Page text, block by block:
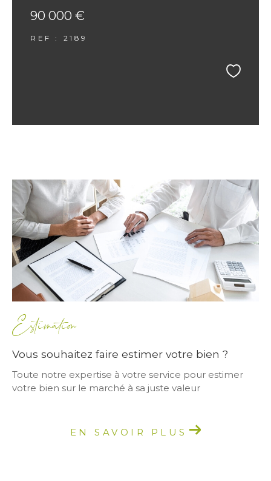
90 000 €
REF : 2189
Estimation
Vous souhaitez faire estimer votre bien ?
Toute notre expertise à votre service pour estimer
votre bien sur le marché à sa juste valeur
EN SAVOIR PLUS